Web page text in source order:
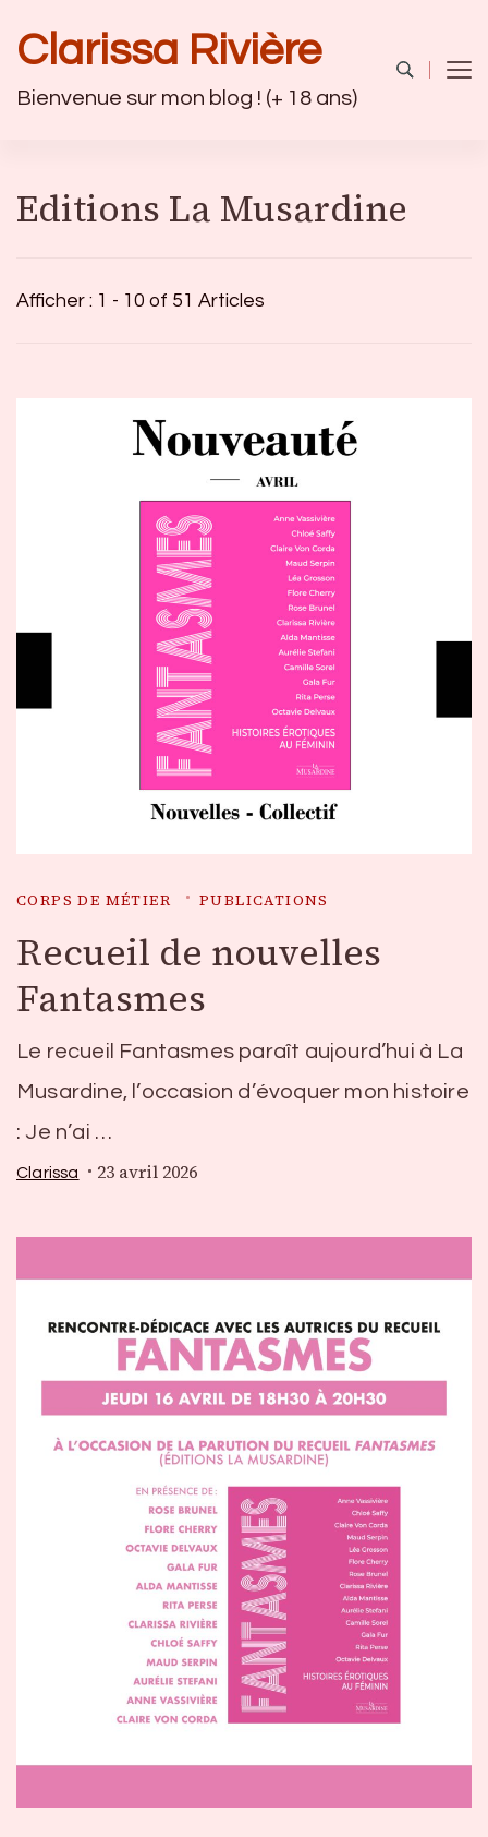
Clarissa Rivière
Bienvenue sur mon blog ! (+ 18 ans)
Editions La Musardine
Afficher : 1 - 10 of 51 Articles
CORPS DE MÉTIER PUBLICATIONS
Recueil de nouvelles
Fantasmes
Le recueil Fantasmes paraît aujourd’hui à La
Musardine, l’occasion d’évoquer mon histoire
: Je n’ai …
Clarissa 23 avril 2026